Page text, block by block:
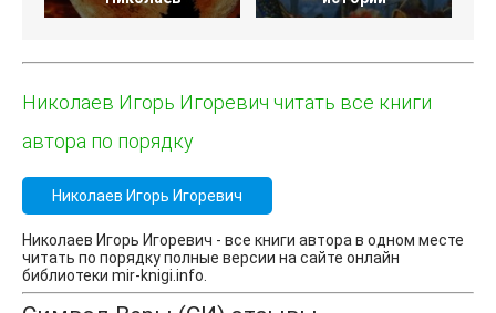
Николаев Игорь Игоревич читать все книги
автора по порядку
Николаев Игорь Игоревич
Николаев Игорь Игоревич - все книги автора в одном месте
читать по порядку полные версии на сайте онлайн
библиотеки mir-knigi.info.